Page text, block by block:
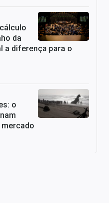
da
a diferença para o
o